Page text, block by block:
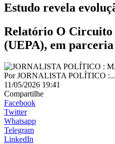
Estudo revela
Relatório O Circuito
(UEPA), em
PorJORNALISTA POLÍTICO :...
11/05/2026 19:41
Compartilhe
Facebook
Twitter
Whatsapp
Telegram
LinkedIn